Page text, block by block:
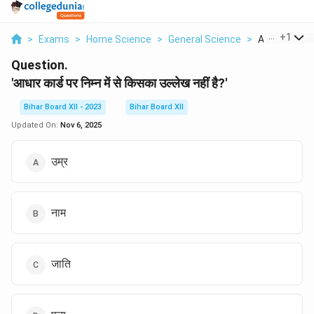
> Exams > Home Science > General Science > Aadhaar
+1
Question.
'आधार कार्ड पर निम्न में से किसका उल्लेख नहीं है?'
Bihar Board XII - 2023
Bihar Board XII
Updated On: Nov 6, 2025
उम्र
नाम
जाति